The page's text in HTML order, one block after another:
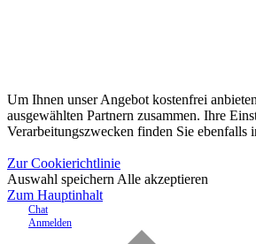
Um Ihnen unser Angebot kostenfrei
ausgewählten Partnern zusammen. Ihre
Verarbeitungszwecken finden Sie ebenfalls
Zur Cookierichtlinie
Auswahl speichern Alle akzeptieren
Zum Hauptinhalt
Chat
Anmelden